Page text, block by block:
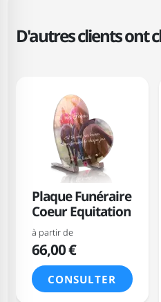
D'autres clients ont
Plaque Funéraire
Coeur Equitation
à partir de
66,00 €
CONSULTER